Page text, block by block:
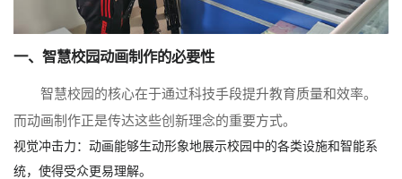
一、智慧校园动画制作的必要性
智慧校园的核心在于通过科技手段提升教育质量和效率。
而动画制作正是传达这些创新理念的重要方式。
视觉冲击力：动画能够生动形象地展示校园中的各类设施和智能系
统，使得受众更易理解。